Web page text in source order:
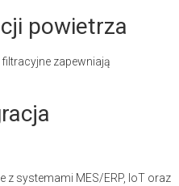
powietrza
zapewniają
z systemami MES/ERP, IoT oraz